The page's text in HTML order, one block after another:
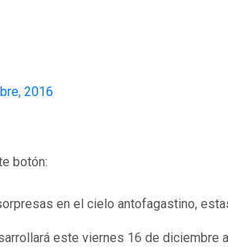
2016
botón:
en el cielo antofagastino,
este viernes 16 de diciembre